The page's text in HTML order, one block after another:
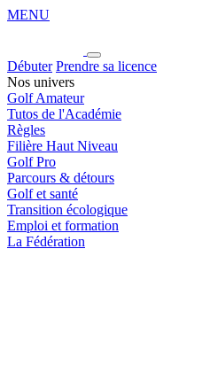
MENU
Débuter Prendre sa licence
Nos univers
Golf Amateur
Tutos de l'Académie
Règles
Filière Haut Niveau
Golf Pro
Parcours & détours
Golf et santé
Transition écologique
Emploi et formation
La Fédération